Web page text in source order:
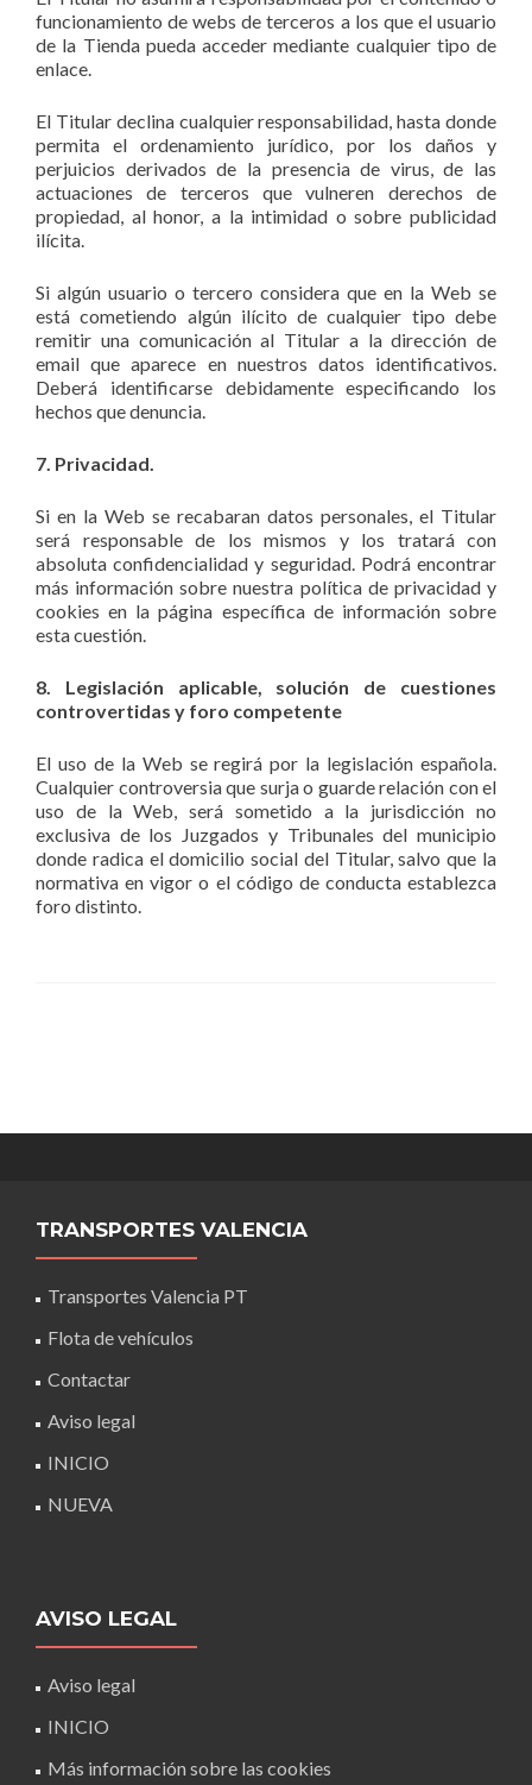
funcionamiento de webs de terceros a los que el usuario
de la Tienda pueda acceder mediante cualquier tipo de
enlace.
El Titular declina cualquier responsabilidad, hasta donde
permita el ordenamiento jurídico, por los daños y
perjuicios derivados de la presencia de virus, de las
actuaciones de terceros que vulneren derechos de
propiedad, al honor, a la intimidad o sobre publicidad
ilícita.
Si algún usuario o tercero considera que en la Web se
está cometiendo algún ilícito de cualquier tipo debe
remitir una comunicación al Titular a la dirección de
email que aparece en nuestros datos identificativos.
Deberá identificarse debidamente especificando los
hechos que denuncia.
7. Privacidad.
Si en la Web se recabaran datos personales, el Titular
será responsable de los mismos y los tratará con
absoluta confidencialidad y seguridad. Podrá encontrar
más información sobre nuestra política de privacidad y
cookies en la página específica de información sobre
esta cuestión.
8. Legislación aplicable, solución de cuestiones
controvertidas y foro competente
El uso de la Web se regirá por la legislación española.
Cualquier controversia que surja o guarde relación con el
uso de la Web, será sometido a la jurisdicción no
exclusiva de los Juzgados y Tribunales del municipio
donde radica el domicilio social del Titular, salvo que la
normativa en vigor o el código de conducta establezca
foro distinto.
TRANSPORTES VALENCIA
Transportes Valencia PT
Flota de vehículos
Contactar
Aviso legal
INICIO
NUEVA
AVISO LEGAL
Aviso legal
INICIO
Más información sobre las cookies